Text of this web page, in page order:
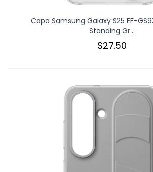
Capa Samsung Galaxy S25 EF-
Standing Gr...
$27.50